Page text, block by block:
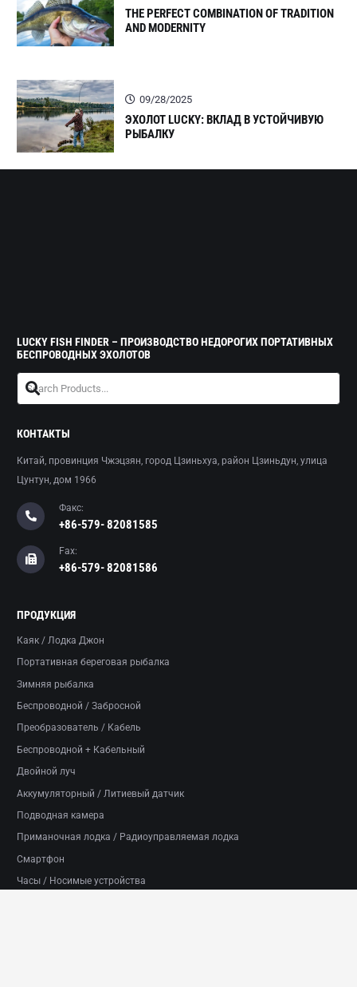
THE PERFECT COMBINATION OF TRADITION
AND MODERNITY
09/28/2025
ЭХОЛОТ LUCKY: ВКЛАД В УСТОЙЧИВУЮ
РЫБАЛКУ
LUCKY FISH FINDER – ПРОИЗВОДСТВО НЕДОРОГИХ ПОРТАТИВНЫХ
БЕСПРОВОДНЫХ ЭХОЛОТОВ
КОНТАКТЫ
Китай, провинция Чжэцзян, город Цзиньхуа, район Цзиньдун, улица
Цунтун, дом 1966
Факс:
+86-579- 82081585
Fax:
+86-579- 82081586
ПРОДУКЦИЯ
Каяк / Лодка Джон
Портативная береговая рыбалка
Зимняя рыбалка
Беспроводной / Забросной
Преобразователь / Кабель
Беспроводной + Кабельный
Двойной луч
Аккумуляторный / Литиевый датчик
Подводная камера
Приманочная лодка / Радиоуправляемая лодка
Смартфон
Часы / Носимые устройства